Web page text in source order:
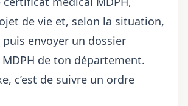
de vie et, selon la situation,
puis envoyer un dossier
de ton département.
c’est de suivre un ordre